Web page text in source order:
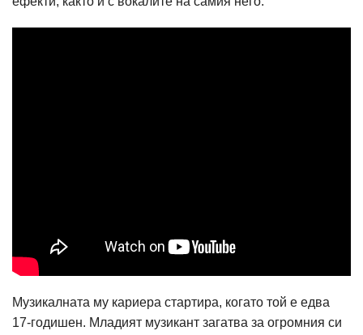
Музикалната му кариера стартира, когато той е едва
17-годишен. Младият музикант загатва за огромния си